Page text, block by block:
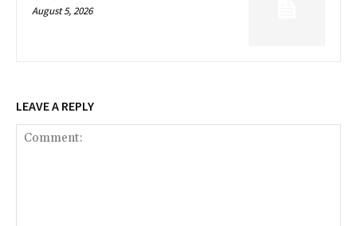
August 5, 2026
LEAVE A REPLY